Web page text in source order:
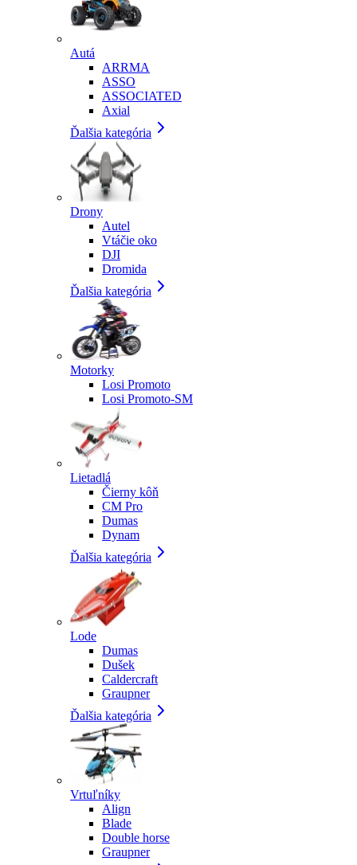
Autá
ARRMA
ASSO
ASSOCIATED
Axial
Ďalšia kategória
Drony
Autel
Vtáčie oko
DJI
Dromida
Ďalšia kategória
Motorky
Losi Promoto
Losi Promoto-SM
Lietadlá
Čierny kôň
CM Pro
Dumas
Dynam
Ďalšia kategória
Lode
Dumas
Dušek
Caldercraft
Graupner
Ďalšia kategória
Vrtuľníky
Align
Blade
Double horse
Graupner